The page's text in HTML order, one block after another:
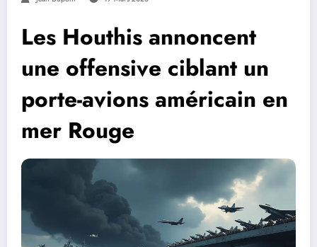
Les Houthis annoncent
une offensive ciblant un
porte-avions américain en
mer Rouge